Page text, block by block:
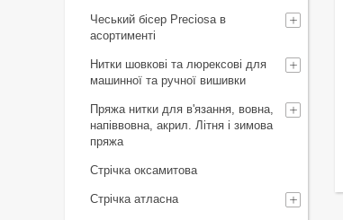
Чеський бісер Preciosa в
асортименті
Нитки шовкові та люрексові для
машинної та ручної вишивки
Пряжа нитки для в'язання, вовна,
напіввовна, акрил. Літня і зимова
пряжа
Стрічка оксамитова
Стрічка атласна